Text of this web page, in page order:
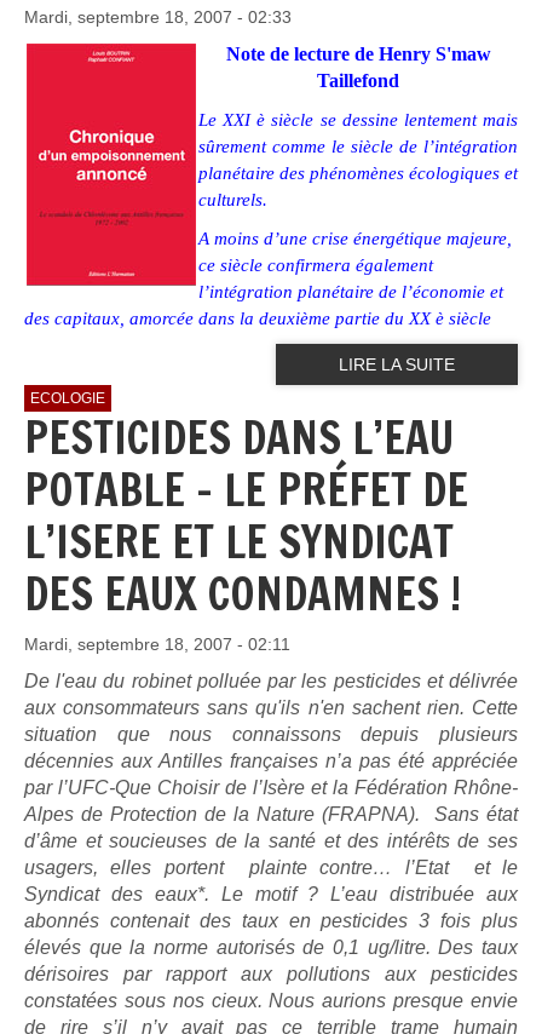
Mardi, septembre 18, 2007 - 02:33
Note de lecture de Henry S'maw
Taillefond
Le XXI è siècle se dessine lentement mais
sûrement comme le siècle de l’intégration
planétaire des phénomènes écologiques et
culturels.
A moins d’une crise énergétique majeure,
ce siècle confirmera également
l’intégration planétaire de l’économie et
des capitaux, amorcée dans la deuxième partie du XX è siècle
LIRE LA SUITE
ECOLOGIE
PESTICIDES DANS L’EAU
POTABLE - LE PRÉFET DE
L’ISERE ET LE SYNDICAT
DES EAUX CONDAMNES !
Mardi, septembre 18, 2007 - 02:11
De l'eau du robinet polluée par les pesticides et délivrée
aux consommateurs sans qu'ils n'en sachent rien. Cette
situation que nous connaissons depuis plusieurs
décennies aux Antilles françaises n’a pas été appréciée
par l’UFC-Que Choisir de l’Isère et la Fédération Rhône-
Alpes de Protection de la Nature (FRAPNA). Sans état
d’âme et soucieuses de la santé et des intérêts de ses
usagers, elles portent plainte contre… l’Etat et le
Syndicat des eaux*. Le motif ? L’eau distribuée aux
abonnés contenait des taux en pesticides 3 fois plus
élevés que la norme autorisés de 0,1 ug/litre. Des taux
dérisoires par rapport aux pollutions aux pesticides
constatées sous nos cieux. Nous aurions presque envie
de rire s’il n’y avait pas ce terrible trame humain